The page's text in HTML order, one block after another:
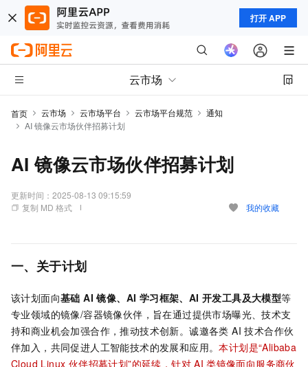
打开 APP
云市场
首页 云市场 云市场平台 云市场平台规范
通知
AI 镜像云市场伙伴招募计划
AI 镜像云市场伙伴招募计划
更新时间： 2025-08-13 09:15:59
复制 MD 格式
我的收藏
一、关于计划
该计划面向基础 AI 镜像、AI 学习框架、AI 开发工具及大模型等
专业领域的镜像/容器镜像伙伴，旨在通过提供市场曝光、技术支
持和商业机会加强合作，推动技术创新。诚邀各类 AI 技术合作伙
伴加入，共同促进人工智能技术的发展和应用。本计划是“Alibaba
Cloud Linux 伙伴招募计划”的延续，针对 AI 类镜像面向服务商伙